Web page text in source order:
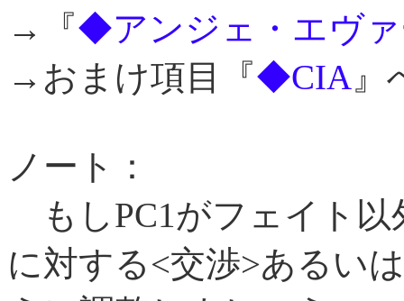
→『◆アンジェ・エヴ
→おまけ項目『◆CIA 』
ノート：
もしPC1がフェイト以
に対する<交渉>あるい